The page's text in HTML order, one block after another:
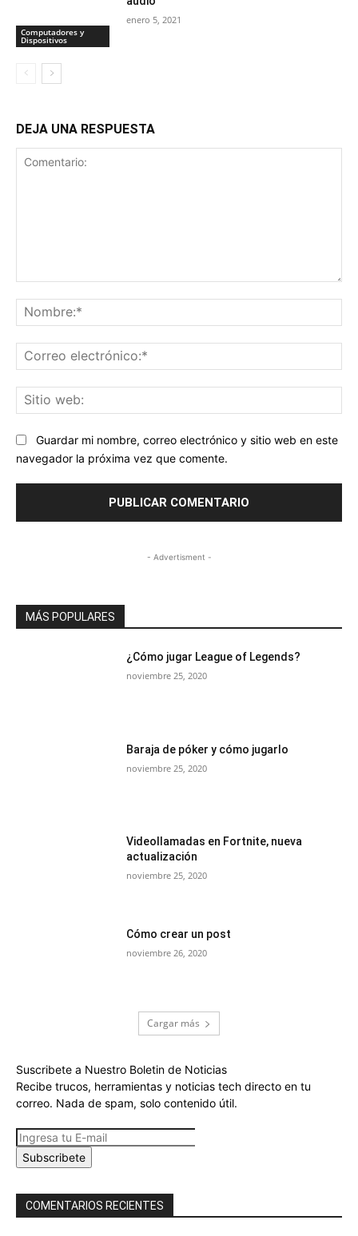
Computadores y
Dispositivos
enero 5, 2021
DEJA UNA RESPUESTA
Guardar mi nombre, correo electrónico y sitio web en este
navegador la próxima vez que comente.
- Advertisment -
MÁS POPULARES
¿Cómo jugar League of Legends?
noviembre 25, 2020
Baraja de póker y cómo jugarlo
noviembre 25, 2020
Videollamadas en Fortnite, nueva
actualización
noviembre 25, 2020
Cómo crear un post
noviembre 26, 2020
Cargar más
Suscribete a Nuestro Boletin de Noticias
Recibe trucos, herramientas y noticias tech directo en tu
correo. Nada de spam, solo contenido útil.
Subscribete
COMENTARIOS RECIENTES